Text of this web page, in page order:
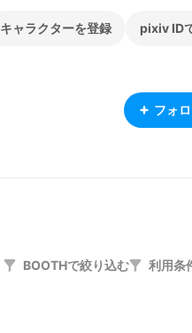
キャラクターを登録 pixiv ID
フォ
BOOTHで絞り込む 利用条